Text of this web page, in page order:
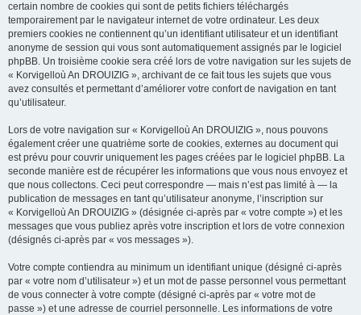
certain nombre de cookies qui sont de petits fichiers téléchargés
temporairement par le navigateur internet de votre ordinateur. Les deux
premiers cookies ne contiennent qu’un identifiant utilisateur et un identifiant
anonyme de session qui vous sont automatiquement assignés par le logiciel
phpBB. Un troisième cookie sera créé lors de votre navigation sur les sujets de
« Korvigelloù An DROUIZIG », archivant de ce fait tous les sujets que vous
avez consultés et permettant d’améliorer votre confort de navigation en tant
qu’utilisateur.
Lors de votre navigation sur « Korvigelloù An DROUIZIG », nous pouvons
également créer une quatrième sorte de cookies, externes au document qui
est prévu pour couvrir uniquement les pages créées par le logiciel phpBB. La
seconde manière est de récupérer les informations que vous nous envoyez et
que nous collectons. Ceci peut correspondre — mais n’est pas limité à — la
publication de messages en tant qu’utilisateur anonyme, l’inscription sur
« Korvigelloù An DROUIZIG » (désignée ci-après par « votre compte ») et les
messages que vous publiez après votre inscription et lors de votre connexion
(désignés ci-après par « vos messages »).
Votre compte contiendra au minimum un identifiant unique (désigné ci-après
par « votre nom d’utilisateur ») et un mot de passe personnel vous permettant
de vous connecter à votre compte (désigné ci-après par « votre mot de
passe ») et une adresse de courriel personnelle. Les informations de votre